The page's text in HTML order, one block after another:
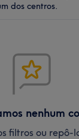
dos centros.
nenhum
filtros ou repô-